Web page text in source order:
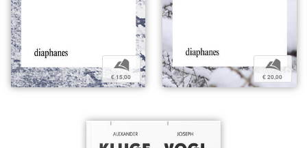
b
€ 15,00
b
€ 20,00